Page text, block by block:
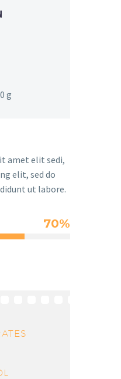
g
amet elit sedi,
elit, sed do
ut labore.
70%